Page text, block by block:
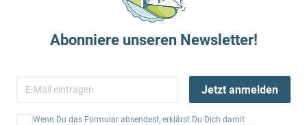
Abonniere unseren Newsletter!
Jetzt anmelden
Wenn Du das Formular absendest, erklärst Du Dich damit